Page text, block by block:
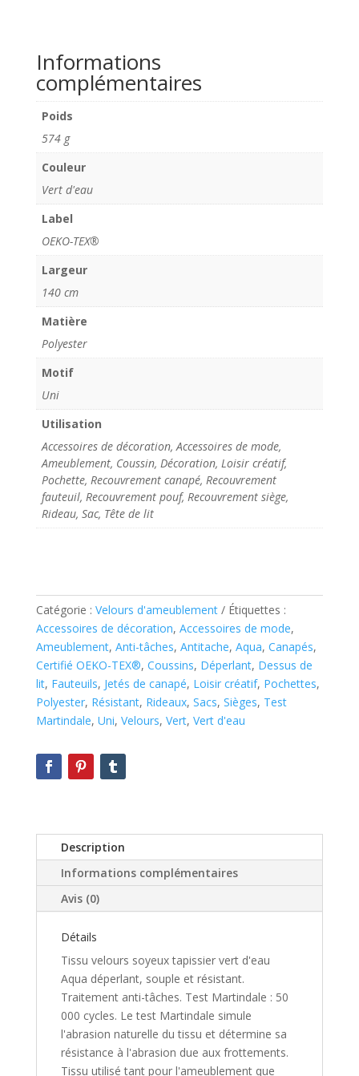
Informations
complémentaires
Poids
574 g
Couleur
Vert d'eau
Label
OEKO-TEX®
Largeur
140 cm
Matière
Polyester
Motif
Uni
Utilisation
Accessoires de décoration, Accessoires de mode,
Ameublement, Coussin, Décoration, Loisir créatif,
Pochette, Recouvrement canapé, Recouvrement
fauteuil, Recouvrement pouf, Recouvrement siège,
Rideau, Sac, Tête de lit
Catégorie : Velours d'ameublement
Étiquettes :
Accessoires de décoration, Accessoires de mode,
Ameublement, Anti-tâches, Antitache, Aqua, Canapés,
Certifié OEKO-TEX®, Coussins, Déperlant, Dessus de
lit, Fauteuils, Jetés de canapé, Loisir créatif, Pochettes,
Polyester, Résistant, Rideaux, Sacs, Sièges, Test
Martindale, Uni, Velours, Vert, Vert d'eau
Description
Informations complémentaires
Avis (0)
Détails
Tissu velours soyeux tapissier vert d'eau
Aqua déperlant, souple et résistant.
Traitement anti-tâches. Test Martindale : 50
000 cycles. Le test Martindale simule
l'abrasion naturelle du tissu et détermine sa
résistance à l'abrasion due aux frottements.
Tissu utilisé tant pour l'ameublement que